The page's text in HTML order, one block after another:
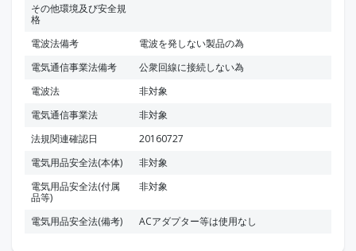
その他環境及び安全規
格
電波法備考
電波を発しない製品の為
電気通信事業法備考
公衆回線に接続しない為
電波法
非対象
電気通信事業法
非対象
法規関連確認日
20160727
電気用品安全法(本体)
非対象
電気用品安全法(付属
品等)
非対象
電気用品安全法(備考) ACアダプター等は使用なし